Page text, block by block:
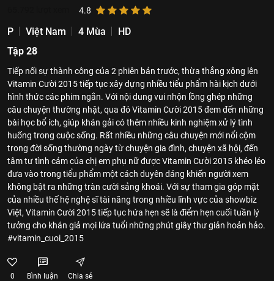
4.8
P Việt Nam 4 Mùa
HD
Tập 28
Tiếp nối sự thành công của 2 phiên bản trước, thừa thắng xông lên
Vitamin Cười 2015 tiếp tục xây dựng nhiều tiểu phẩm hài kịch dưới
hình thức các phim ngắn. Với nội dung vui nhộn lồng ghép những
câu chuyện thường nhật, qua đó Vitamin Cười 2015 đem đến những
bài học bổ ích, giúp khán gải có thêm nhiều kinh nghiệm xử lý tình
huống trong cuộc sống. Rất nhiều những câu chuyện mới nổi cộm
trong đời sống thường ngày từ chuyện gia đình, chuyện xã hội, đến
tâm tư tình cảm của chị em phụ nữ được Vitamin Cười 2015 khéo léo
đưa vào trong tiểu phẩm một cách duyên dáng khiến người xem
không bật ra những tràn cười sảng khoái. Với sự tham gia góp mặt
của nhiều thế hệ nghệ sĩ tài năng trong nhiều lĩnh vực của showbiz
Việt, Vitamin Cười 2015 tiếp tục hứa hẹn sẽ là điểm hẹn cuối tuần lý
tưởng cho khán giả mọi lứa tuổi những phút giây thư giản hoản hảo.
#vitamin_cuoi_2015
0 Bình luận Chia sẻ